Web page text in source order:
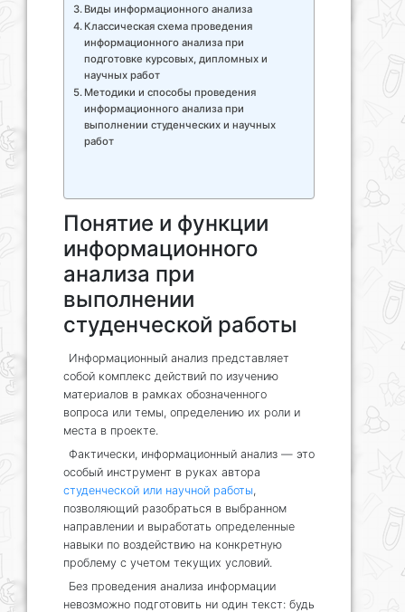
Виды информационного анализа
Классическая схема проведения
информационного анализа при
подготовке курсовых, дипломных и
научных работ
Методики и способы проведения
информационного анализа при
выполнении студенческих и научных
работ
Понятие и функции
информационного
анализа при
выполнении
студенческой работы
Информационный анализ представляет
собой комплекс действий по изучению
материалов в рамках обозначенного
вопроса или темы, определению их роли и
места в проекте.
Фактически, информационный анализ — это
особый инструмент в руках автора
студенческой или научной работы,
позволяющий разобраться в выбранном
направлении и выработать определенные
навыки по воздействию на конкретную
проблему с учетом текущих условий.
Без проведения анализа информации
невозможно подготовить ни один текст: будь